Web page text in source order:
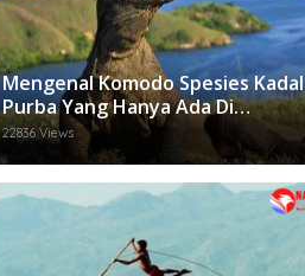
Mengenal Komodo Spesies Kadal
Purba Yang Hanya Ada Di
Indonesia.
22836 Views